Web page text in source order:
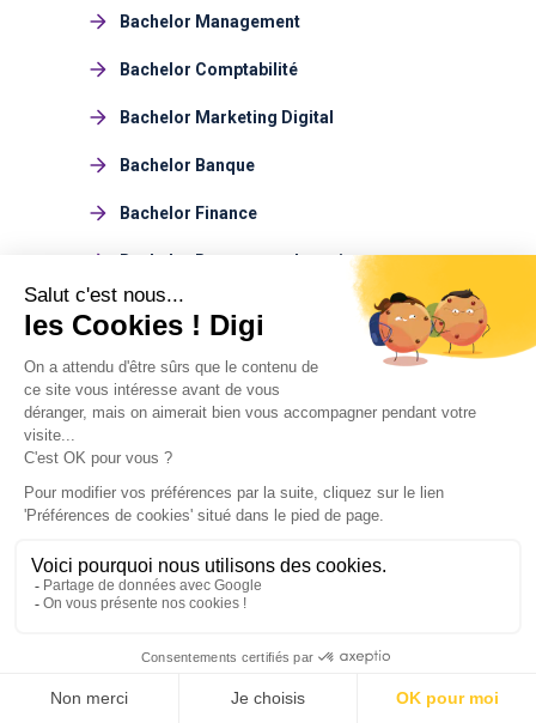
Bachelor Management
Bachelor Comptabilité
Bachelor Marketing Digital
Bachelor Banque
Bachelor Finance
Bachelor Ressources humaines
Bachelor Management du sport
Bachelor Design
Bachelor Environnement
Bachelor Marketing du luxe
Voir tous les Bachelors